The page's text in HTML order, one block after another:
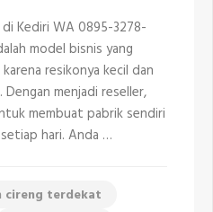
Termurah
di
Kediri
Kediri WA 0895-3278-
model bisnis yang
resikonya kecil dan
menjadi reseller,
membuat pabrik sendiri
hari. Anda …
cireng terdekat